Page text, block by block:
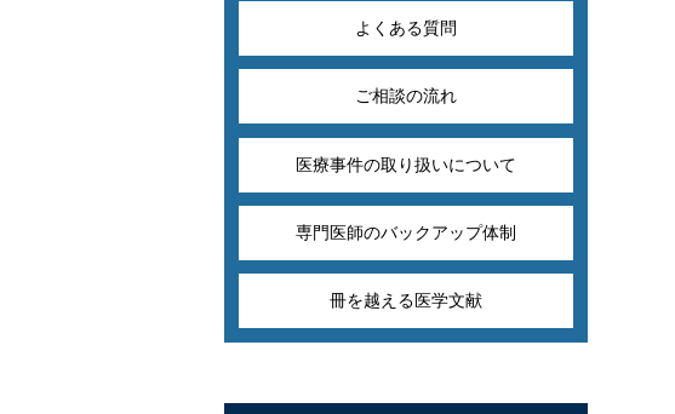
よくある質問
ご相談の流れ
医療事件の取り扱いについて
専門医師のバックアップ体制
冊を越える医学文献